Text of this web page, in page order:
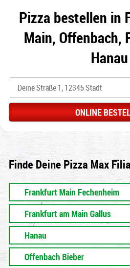
Pizza bestellen in
Main, Offenbach,
Hanau
Finde Deine Pizza Max
Frankfurt Main Fechenheim
Frankfurt am Main Gallus
Hanau
Offenbach Bieber